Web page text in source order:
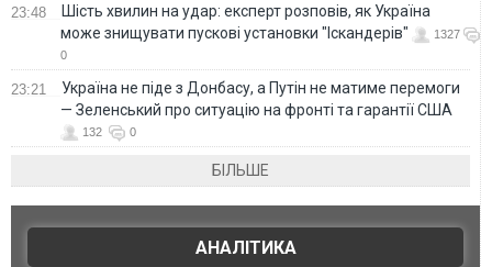
23:48
Шість хвилин на удар: експерт розповів, як Україна
може знищувати пускові установки "Іскандерів"
1327
0
23:21
Україна не піде з Донбасу, а Путін не матиме перемоги
— Зеленський про ситуацію на фронті та гарантії США
132 0
БІЛЬШЕ
АНАЛІТИКА